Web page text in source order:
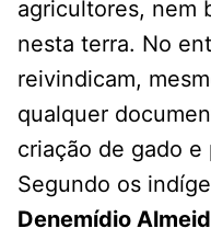
agricultores, nem
nesta terra. No
reivindicam,
qualquer
criação de gado
Segundo os
Denemídio